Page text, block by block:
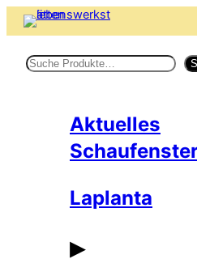
Suchen
Aktuelles
Laplanta
▸